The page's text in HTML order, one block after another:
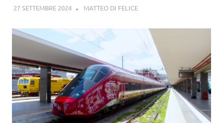
27 SETTEMBRE 2024 MATTEO DI FELICE